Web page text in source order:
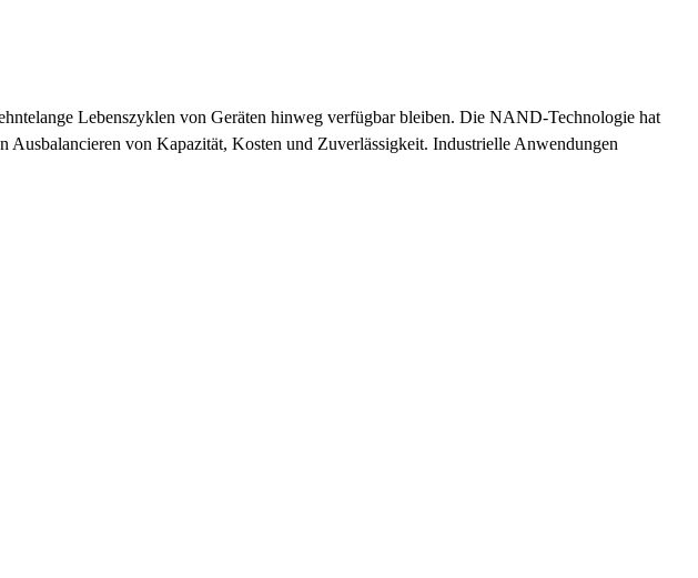
Lebenszyklen von Geräten hinweg verfügbar bleiben. Die NAND-Technologie hat
von Kapazität, Kosten und Zuverlässigkeit. Industrielle Anwendungen